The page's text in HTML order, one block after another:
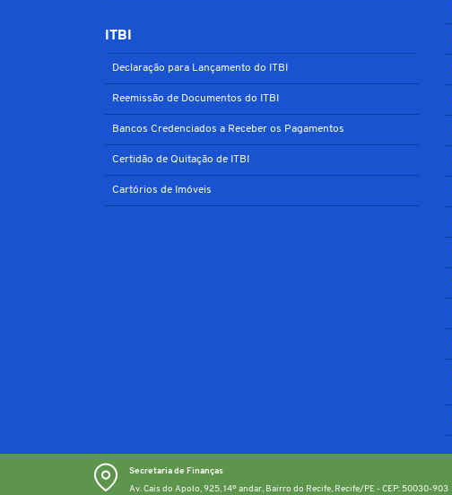
ITBI
Declaração para Lançamento do ITBI
Reemissão de Documentos do ITBI
Bancos Credenciados a Receber os Pagamentos
Certidão de Quitação de ITBI
Cartórios de Imóveis
Secretaria de Finanças
Av. Cais do Apolo, 925, 14º andar, Bairro do Recife, Recife/PE - CEP: 50030-903